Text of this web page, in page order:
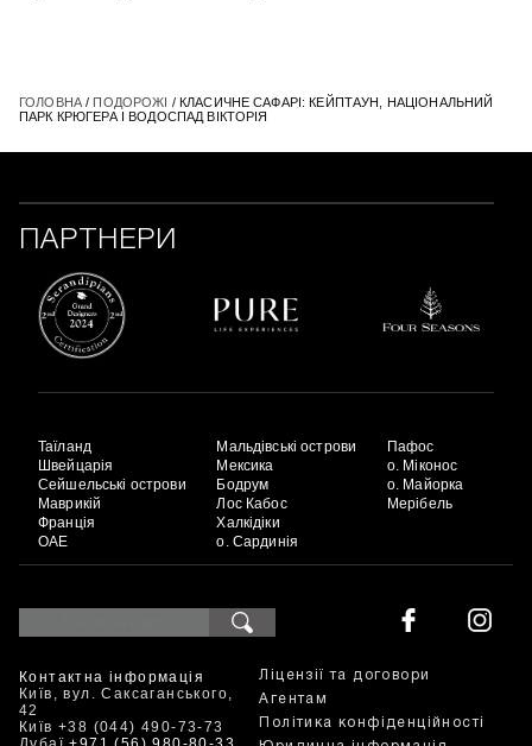
ГОЛОВНА/ ПОДОРОЖІ / КЛАСИЧНЕ САФАРІ: КЕЙПТАУН, НАЦІОНАЛЬНИЙ
ПАРК КРЮГЕРА І ВОДОСПАД ВІКТОРІЯ
ПАРТНЕРИ
Таїланд
Швейцарія
Сейшельські острови
Маврикій
Франція
ОАЕ
Мальдівські острови
Мексика
Бодрум
Лос Кабос
Халкідіки
о. Сардинія
Пафос
о. Міконос
о. Майорка
Мерібель
Контактна інформація
Київ, вул. Саксаганського,
42
Київ +38 (044) 490-73-73
Ліцензії та договори
Агентам
Політика конфіденційності